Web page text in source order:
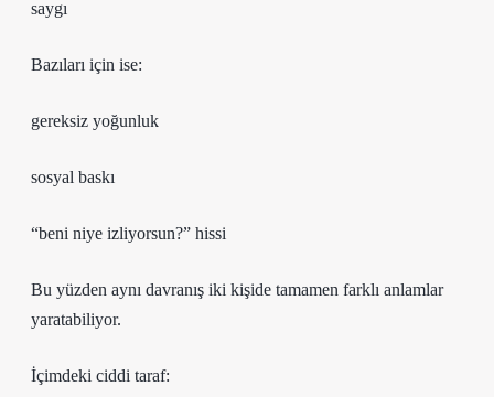
saygı
Bazıları için ise:
gereksiz yoğunluk
sosyal baskı
“beni niye izliyorsun?” hissi
Bu yüzden aynı davranış iki kişide tamamen farklı anlamlar
yaratabiliyor.
İçimdeki ciddi taraf: